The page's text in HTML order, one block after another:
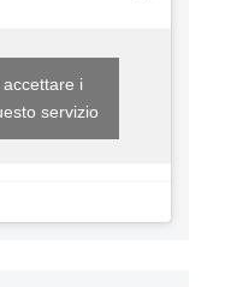
i
servizio